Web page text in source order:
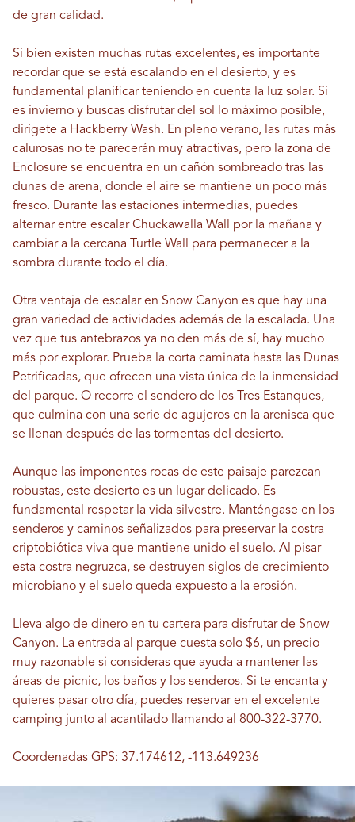
de gran calidad.
Si bien existen muchas rutas excelentes, es importante
recordar que se está escalando en el desierto, y es
fundamental planificar teniendo en cuenta la luz solar. Si
es invierno y buscas disfrutar del sol lo máximo posible,
dirígete a Hackberry Wash. En pleno verano, las rutas más
calurosas no te parecerán muy atractivas, pero la zona de
Enclosure se encuentra en un cañón sombreado tras las
dunas de arena, donde el aire se mantiene un poco más
fresco. Durante las estaciones intermedias, puedes
alternar entre escalar Chuckawalla Wall por la mañana y
cambiar a la cercana Turtle Wall para permanecer a la
sombra durante todo el día.
Otra ventaja de escalar en Snow Canyon es que hay una
gran variedad de actividades además de la escalada. Una
vez que tus antebrazos ya no den más de sí, hay mucho
más por explorar. Prueba la corta caminata hasta las Dunas
Petrificadas, que ofrecen una vista única de la inmensidad
del parque. O recorre el sendero de los Tres Estanques,
que culmina con una serie de agujeros en la arenisca que
se llenan después de las tormentas del desierto.
Aunque las imponentes rocas de este paisaje parezcan
robustas, este desierto es un lugar delicado. Es
fundamental respetar la vida silvestre. Manténgase en los
senderos y caminos señalizados para preservar la costra
criptobiótica viva que mantiene unido el suelo. Al pisar
esta costra negruzca, se destruyen siglos de crecimiento
microbiano y el suelo queda expuesto a la erosión.
Lleva algo de dinero en tu cartera para disfrutar de Snow
Canyon. La entrada al parque cuesta solo $6, un precio
muy razonable si consideras que ayuda a mantener las
áreas de picnic, los baños y los senderos. Si te encanta y
quieres pasar otro día, puedes reservar en el excelente
camping junto al acantilado llamando al 800-322-3770.
Coordenadas GPS: 37.174612, -113.649236